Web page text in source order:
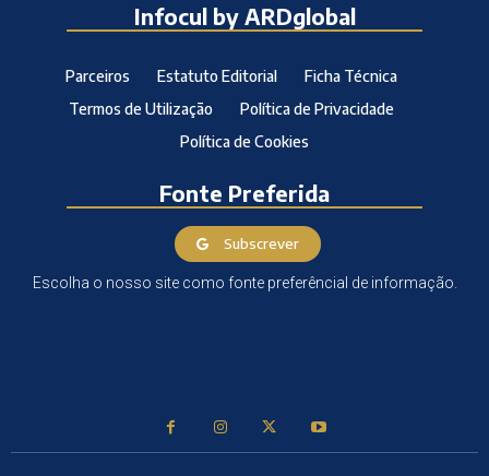
Infocul by ARDglobal
Parceiros Estatuto Editorial
Ficha Técnica
Termos de Utilização
Política de Privacidade
Política de Cookies
Fonte Preferida
Subscrever
Escolha o nosso site como fonte preferêncial de informação.